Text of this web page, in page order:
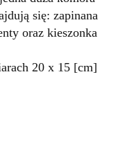
się: zapinana
oraz kieszonka
20 x 15 [cm]